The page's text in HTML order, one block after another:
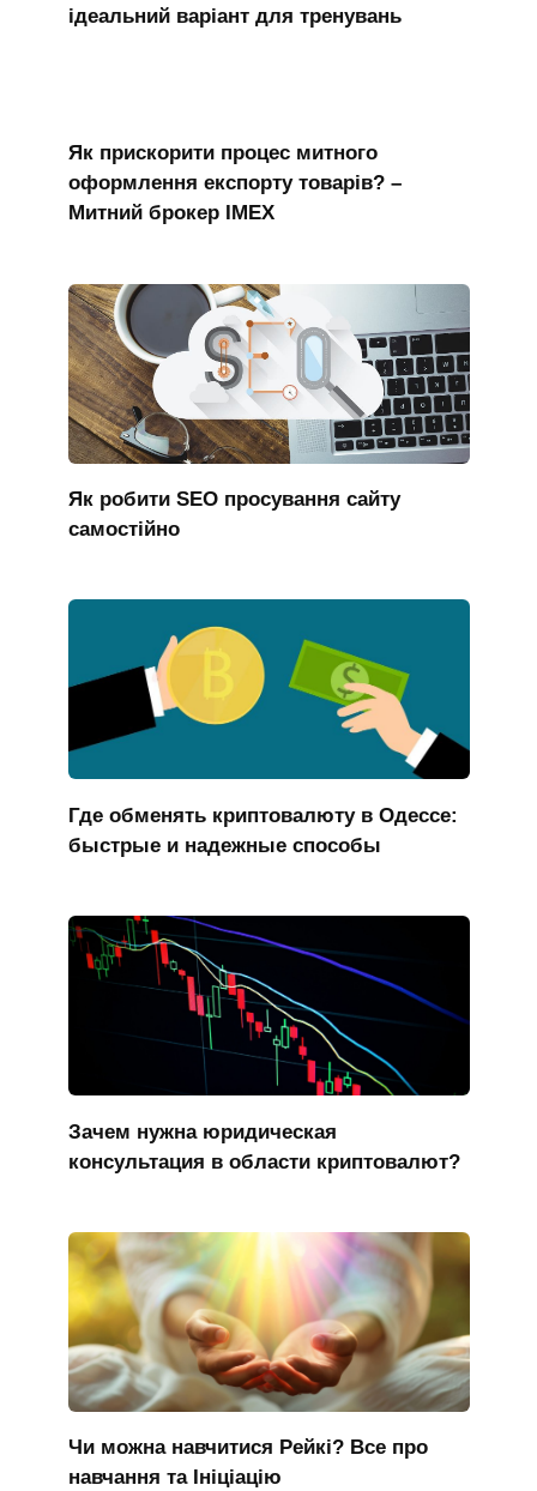
ідеальний варіант для тренувань
Як прискорити процес митного
оформлення експорту товарів? –
Митний брокер IMEX
Як робити SEO просування сайту
самостійно
Где обменять криптовалюту в Одессе:
быстрые и надежные способы
Зачем нужна юридическая
консультация в области криптовалют?
Чи можна навчитися Рейкі? Все про
навчання та Ініціацію